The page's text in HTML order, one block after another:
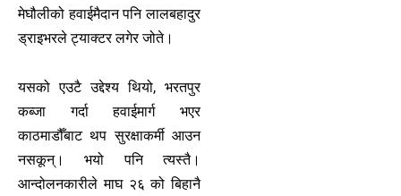
मेघौलीको हवाईमैदान पनि लालबहादुर
ड्राइभरले ट्याक्टर लगेर जोते।
यसको एउटै उद्देश्य थियो, भरतपुर
कब्जा गर्दा हवाईमार्ग भएर
काठमाडौँबाट थप सुरक्षाकर्मी आउन
नसकून्। भयो पनि त्यस्तै।
आन्दोलनकारीले माघ २६ को बिहानै